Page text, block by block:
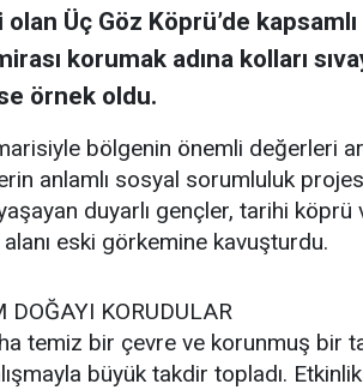
Üç Göz Köprü’de
korumak adına kolları
örnek oldu.
bölgenin önemli değerleri
anlamlı sosyal sorumluluk
duyarlı gençler, tarihi
eski görkemine kavuşturdu.
DOĞAYI KORUDULAR
temiz bir çevre ve korunmuş bir
büyük takdir topladı.